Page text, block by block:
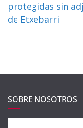
protegidas sin
de Etxebarri
SOBRE NOSOTROS